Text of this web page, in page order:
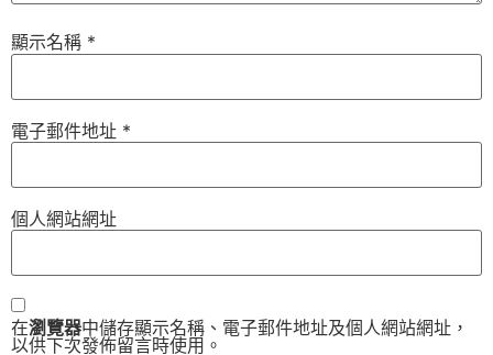
顯示名稱 *
電子郵件地址 *
個人網站網址
在瀏覽器中儲存顯示名稱、電子郵件地址及個人網站網址，
以供下次發佈留言時使用。